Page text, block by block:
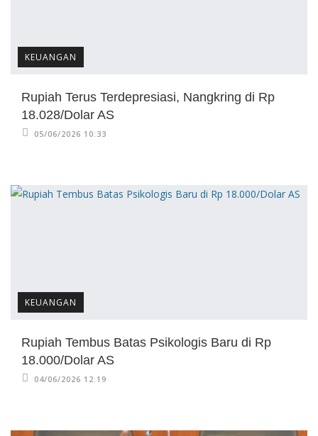
KEUANGAN
Rupiah Terus Terdepresiasi, Nangkring di Rp
18.028/Dolar AS
05/06/2026 10:33
KEUANGAN
Rupiah Tembus Batas Psikologis Baru di Rp
18.000/Dolar AS
04/06/2026 12:19